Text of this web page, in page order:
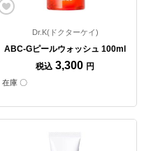
Dr.K(ドクターケイ)
ABC-Gピールウォッシュ 100ml
税込 3,300 円
在庫 〇